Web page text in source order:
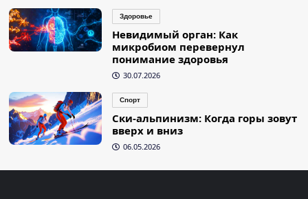
Здоровье
Невидимый орган: Как
микробиом перевернул
понимание здоровья
30.07.2026
Спорт
Ски-альпинизм: Когда горы зовут
вверх и вниз
06.05.2026